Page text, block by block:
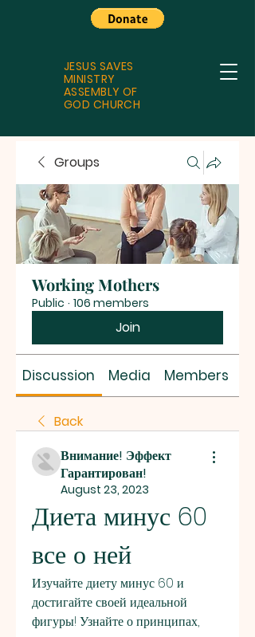
JESUS SAVES
MINISTRY
ASSEMBLY OF
GOD CHURCH
Groups
Working Mothers
Public · 106 members
Join
Discussion Media Members
Back
Внимание! Эффект
Гарантирован!
August 23, 2023
Диета минус 60
все о ней
Изучайте диету минус 60 и
достигайте своей идеальной
фигуры! Узнайте о принципах,